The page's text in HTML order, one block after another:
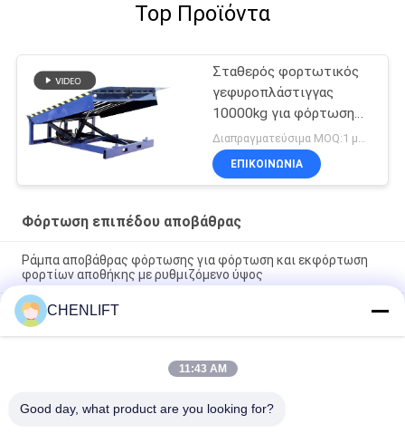
Top Προϊόντα
Σταθερός φορτωτικός
γεφυροπλάστιγγας
10000kg για φόρτωση
εμπορευμάτων με
πιστοποιητικό CE
Διαπραγματεύσιμα MOQ:1 μονάδα (οποιαδήποτε ποσότητα)
ΕΠΙΚΟΙΝΩΝΙΑ
Φόρτωση επιπέδου αποβάθρας
Ράμπα αποβάθρας φόρτωσης για φόρτωση και εκφόρτωση
φορτίων αποθήκης με ρυθμιζόμενο ύψος
Προσαρμοσμένη πλατφόρμα φόρτωσης
εμπορευματοκιβωτίων, Ηλεκτρική υδραυλική ράμπα
αποβάθρας αποθήκης για φορτηγά
Σταθερή ράμπα αποβάθρας φόρτωσης Φόρκλιφτ ράμπα
CHENLIFT
11:43 AM
Good day, what product are you looking for?